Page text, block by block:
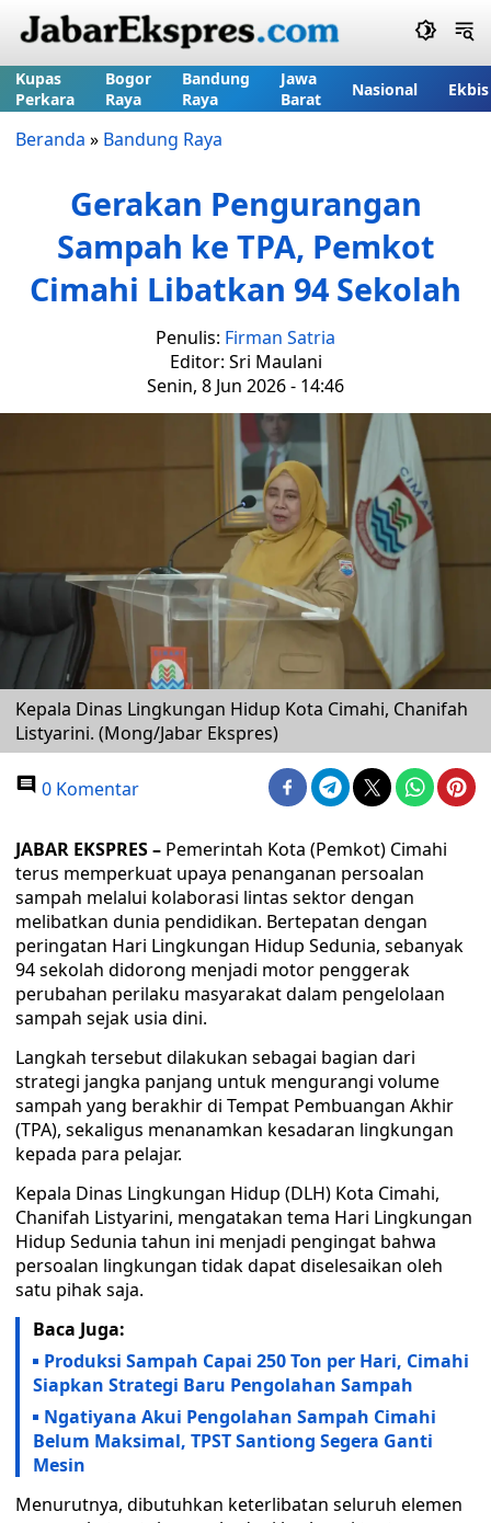
Kupas
Perkara
Bogor
Raya
Bandung
Raya
Jawa
Barat
Nasional Ekbis
Beranda » Bandung Raya
Gerakan Pengurangan
Sampah ke TPA, Pemkot
Cimahi Libatkan 94 Sekolah
Penulis: Firman Satria
Editor: Sri Maulani
Senin, 8 Jun 2026 - 14:46
Kepala Dinas Lingkungan Hidup Kota Cimahi, Chanifah
Listyarini. (Mong/Jabar Ekspres)
0 Komentar
JABAR EKSPRES – Pemerintah Kota (Pemkot) Cimahi
terus memperkuat upaya penanganan persoalan
sampah melalui kolaborasi lintas sektor dengan
melibatkan dunia pendidikan. Bertepatan dengan
peringatan Hari Lingkungan Hidup Sedunia, sebanyak
94 sekolah didorong menjadi motor penggerak
perubahan perilaku masyarakat dalam pengelolaan
sampah sejak usia dini.
Langkah tersebut dilakukan sebagai bagian dari
strategi jangka panjang untuk mengurangi volume
sampah yang berakhir di Tempat Pembuangan Akhir
(TPA), sekaligus menanamkan kesadaran lingkungan
kepada para pelajar.
Kepala Dinas Lingkungan Hidup (DLH) Kota Cimahi,
Chanifah Listyarini, mengatakan tema Hari Lingkungan
Hidup Sedunia tahun ini menjadi pengingat bahwa
persoalan lingkungan tidak dapat diselesaikan oleh
satu pihak saja.
Baca Juga:
Produksi Sampah Capai 250 Ton per Hari, Cimahi
Siapkan Strategi Baru Pengolahan Sampah
Ngatiyana Akui Pengolahan Sampah Cimahi
Belum Maksimal, TPST Santiong Segera Ganti
Mesin
Menurutnya, dibutuhkan keterlibatan seluruh elemen